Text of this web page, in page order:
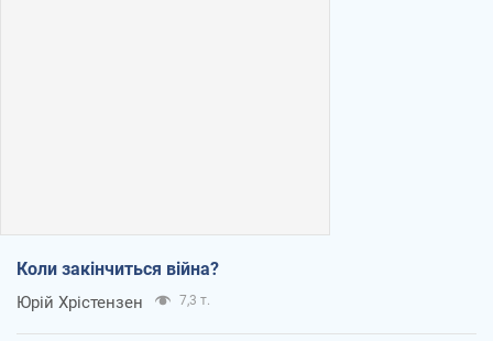
Коли закінчиться війна?
Юрій Хрістензен 7,3 т.